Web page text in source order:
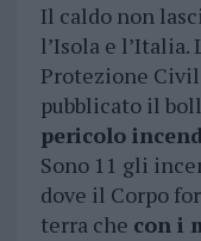
Il caldo non
l’Isola e
Protezione
pubblicato il
pericolo
Sono 11 gli
dove il Corpo
terra che con i